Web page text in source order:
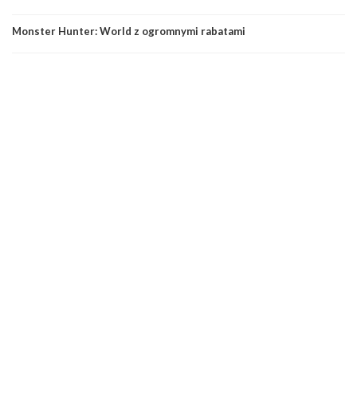
Monster Hunter: World z ogromnymi rabatami